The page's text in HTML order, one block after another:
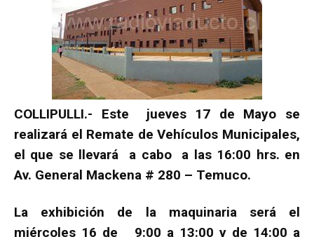
COLLIPULLI.- Este jueves 17 de Mayo se
realizará el Remate de Vehículos Municipales,
el que se llevará a cabo a las 16:00 hrs. en
Av. General Mackena # 280 – Temuco.
La exhibición de la maquinaria será el
miércoles 16 de 9:00 a 13:00 y de 14:00 a